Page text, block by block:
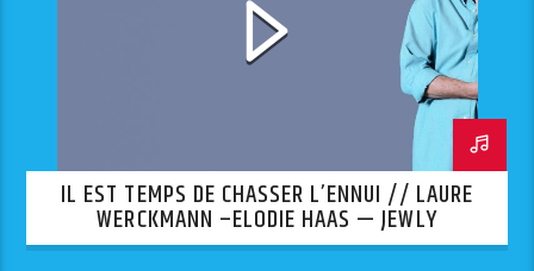
IL EST TEMPS DE CHASSER L’ENNUI // LAURE
WERCKMANN –ELODIE HAAS — JEWLY